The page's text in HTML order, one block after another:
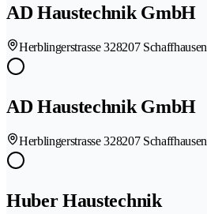
AD Haustechnik GmbH
Herblingerstrasse 328207 Schaffhausen
AD Haustechnik GmbH
Herblingerstrasse 328207 Schaffhausen
Huber Haustechnik